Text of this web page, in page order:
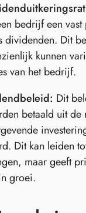
bedrijf een vast
dividenden. Dit
kunnen
van het bedrijf.
Dit
betaald uit de
Dit kan leiden
maar geeft
groei.